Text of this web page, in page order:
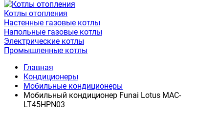
Котлы отопления
Настенные газовые котлы
Напольные газовые котлы
Электрические котлы
Промышленные котлы
Главная
Кондиционеры
Мобильные кондиционеры
Мобильный кондиционер Funai Lotus MAC-
LT45HPN03